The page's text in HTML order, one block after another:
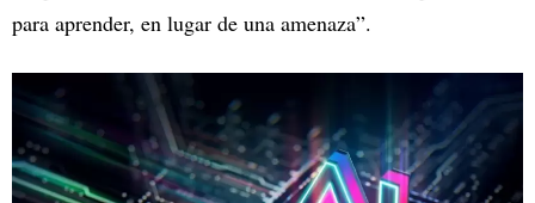
para aprender, en lugar de una amenaza”.